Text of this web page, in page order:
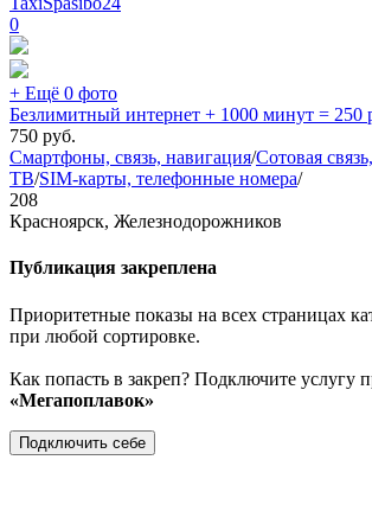
0
+ Ещё 0 фото
Безлимитный интернет + 1000 минут = 250
750 руб.
Смартфоны, связь, навигация/Сотовая
ТВ/SIM-карты, телефонные номера/
208
Красноярск, Железнодорожников
Публикация закреплена
Приоритетные показы на всех страницах
при любой сортировке.
Как попасть в закреп? Подключите услугу
«Мегапоплавок»
Подключить себе